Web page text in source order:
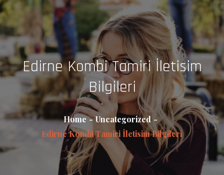
Edirne Kombi Tamiri İletisim
Bilgileri
Home
Uncategorized
Edirne Kombi Tamiri İletisim Bilgileri